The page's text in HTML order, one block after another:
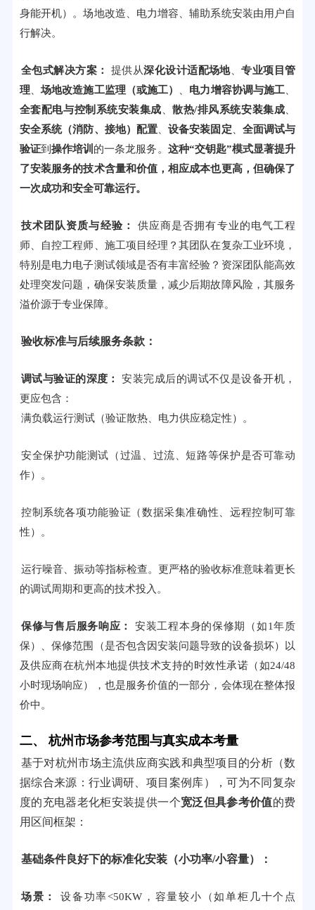
身能开机）。场地改造、电力增容、辅助系统安装由用户自
行解决。
全包式解决方案： 提供从深化设计适配场地、专业项目管
理 、场地改造施工监理（或施工） 电力增容协调与施工
全套配电与控制系统安装集成 、散热/排风系统安装集成
安全系统（消防、接地）配置 、设备安装固定
全面调试与
验证到操作培训 的一条龙服务。 这种“交钥匙”模式显著提升
了安装服务的技术含量和价值，相应成本也更高，但确保了
一次成功和安全可靠运行。
技术团队资质与经验：
供应商是否拥有专业的电气工程
师、自控工程师、施工项目经理？其团队在复杂工业环境，
特别是电力电子测试领域是否有丰富经验？资深团队能高效
处理突发问题，确保安装质量，减少后期故障风险，其服务
溢价源于专业保障。
验收标准与后续服务条款：
调试与验证的深度：
安装完成后的调试不仅是设备开机，
更应包含：
满负载运行测试（验证散热、电力供应稳定性）。
安全保护功能测试（过温、过流、短路等保护是否可靠动
作）。
控制系统各项功能验证（数据采集准确性、远程控制可靠
性）。
运行噪音、振动等指标检查。更严格的验收标准意味着更长
的调试周期和更高的技术投入。
保修与售后服务响应：
安装工程本身的保修期（如1年质
保）、保修范围（是否包含因安装问题导致的设备损坏）以
及供应商在杭州本地提供技术支持的时效性承诺（如24/48
小时现场响应），也是服务价值的一部分，会体现在整体报
价中。
二、 杭州市场参考范围与真实成本考量
基于对杭州市场主流供应商实践和典型项目的分析（数
据综合来源：行业调研、项目案例库），可为不同复杂
度的充电器老化柜安装提供一个宽泛但具参考价值的费
用区间框架：
基础条件良好下的标准化安装（小功率/小容量）：
场景：
设备功率<50KW，容量较小（如单柜几十个点